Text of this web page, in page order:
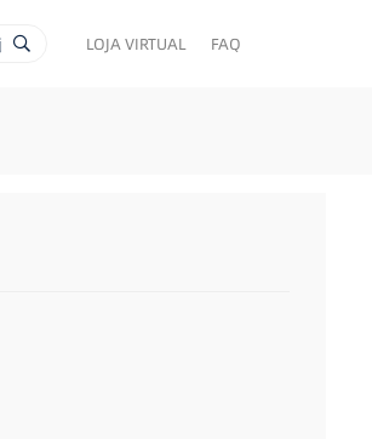
LOJA VIRTUAL FAQ